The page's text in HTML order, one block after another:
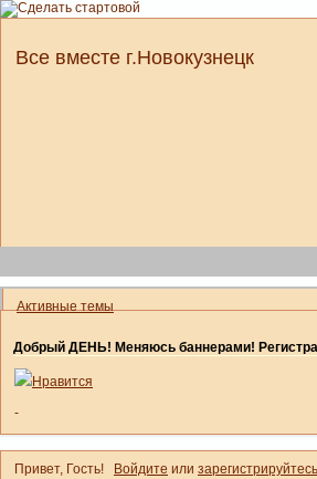
Все вместе г.Новокузнецк
Активные темы
Добрый ДЕНЬ! Меняюсь баннерами!
Нравится
-
Привет, Гость! Войдите или зарегистрируйтесь